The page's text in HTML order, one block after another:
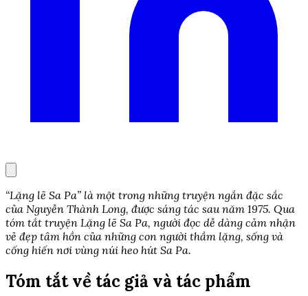
“Lặng lẽ Sa Pa” là một trong những truyện ngắn đặc sắc
của Nguyễn Thành Long, được sáng tác sau năm 1975. Qua
tóm tắt truyện Lặng lẽ Sa Pa, người đọc dễ dàng cảm nhận
vẻ đẹp tâm hồn của những con người thầm lặng, sống và
cống hiến nơi vùng núi heo hút Sa Pa.
Tóm tắt về tác giả và tác phẩm